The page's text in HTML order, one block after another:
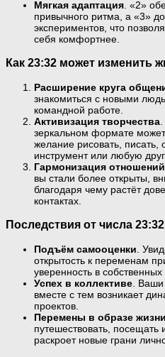
Мягкая адаптация . «2»
привычного ритма, а «3»
экспериментов, что
себя комфортнее.
Как 23:32 может изменить
Расширение круга
знакомиться с новыми
командной работе.
Активизация творчества
зеркальном формате
желание рисовать, писать,
инструмент или любую
Гармонизация отношений
вы стали более открыты,
благодаря чему растёт
контактах.
Последствия от числа 23:32
Подъём самооценки .
открытость к переменам
уверенность в собственных
Успех в коллективе .
вместе с тем возникает
проектов.
Перемены в образе жизни
путешествовать,
раскроет новые грани